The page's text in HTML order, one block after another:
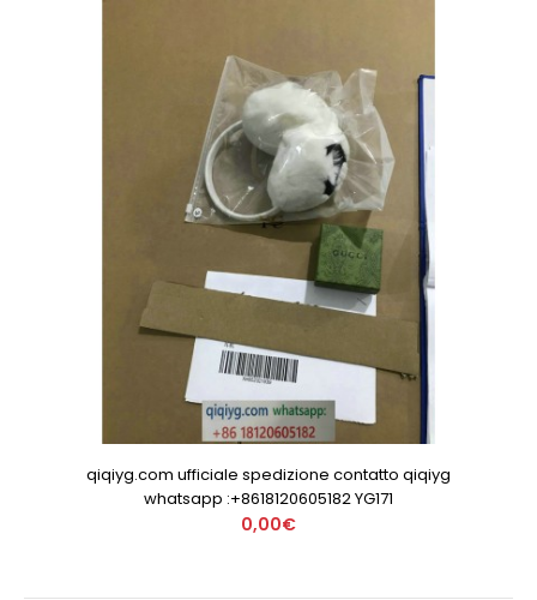
qiqiyg.com ufficiale spedizione contatto qiqiyg
whatsapp :+8618120605182 YG171
0,00€